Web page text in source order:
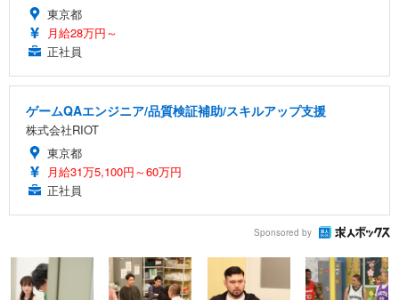
東京都
月給28万円～
正社員
ゲームQAエンジニア/品質検証補助/スキルアップ支援
株式会社RIOT
東京都
月給31万5,100円～60万円
正社員
Sponsored by